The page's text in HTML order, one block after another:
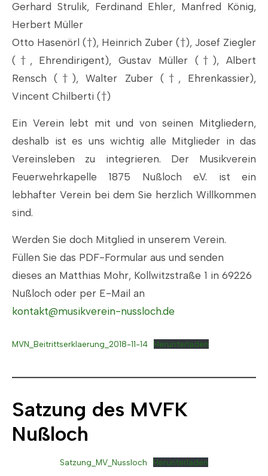
Gerhard Strulik, Ferdinand Ehler, Manfred König,
Herbert Müller
Otto Hasenörl (†), Heinrich Zuber (†), Josef Ziegler
(†, Ehrendirigent), Gustav Müller (†), Albert
Rensch (†), Walter Zuber (†, Ehrenkassier),
Vincent Chilberti (†)
Ein Verein lebt mit und von seinen Mitgliedern,
deshalb ist es uns wichtig alle Mitglieder in das
Vereinsleben zu integrieren. Der Musikverein
Feuerwehrkapelle 1875 Nußloch e.V. ist ein
lebhafter Verein bei dem Sie herzlich Willkommen
sind.
Werden Sie doch Mitglied in unserem Verein.
Füllen Sie das PDF-Formular aus und senden
dieses an Matthias Mohr, Kollwitzstraße 1 in 69226
Nußloch oder per E-Mail an
kontakt@musikverein-nussloch.de
MVN_Beitrittserklaerung_2018-11-14 Herunterladen
Satzung des MVFK
Nußloch
Satzung_MV_Nussloch Herunterladen